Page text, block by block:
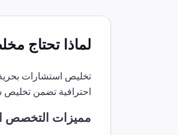
لماذا تحتاج
تخليص استشارات
احترافية تضمن
مميزات التخصص